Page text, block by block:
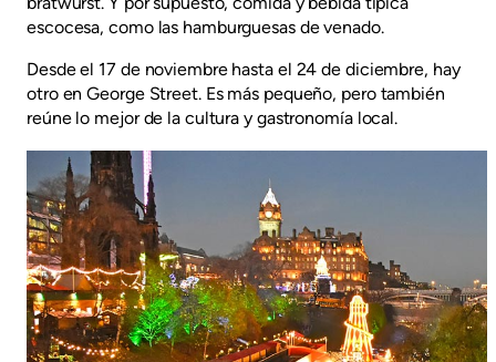
escocesa, como las hamburguesas de venado.
Desde el 17 de noviembre hasta el 24 de diciembre, hay
otro en George Street. Es más pequeño, pero también
reúne lo mejor de la cultura y gastronomía local.